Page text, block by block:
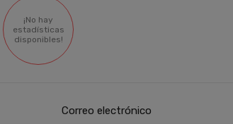
¡No hay
estadísticas
disponibles!
Correo electrónico